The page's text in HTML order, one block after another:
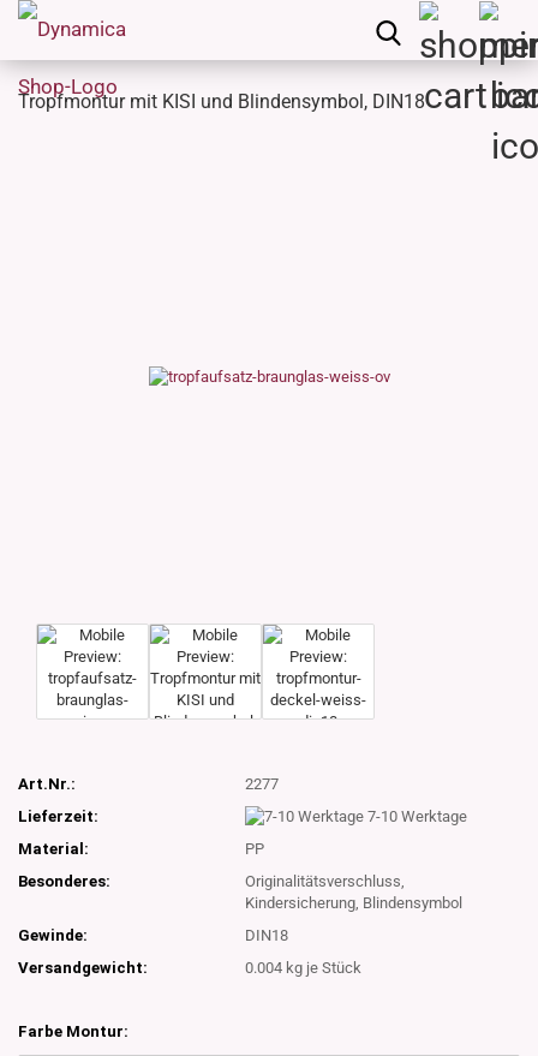
Tropfmontur mit KISI und Blindensymbol, DIN18
Art.Nr.:
2277
Lieferzeit:
7-10 Werktage
Material:
PP
Besonderes:
Originalitätsverschluss,
Kindersicherung, Blindensymbol
Gewinde:
DIN18
Versandgewicht:
0.004 kg je Stück
Farbe Montur: